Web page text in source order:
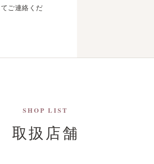
ご連絡くだ
SHOP LIST
取扱店舗